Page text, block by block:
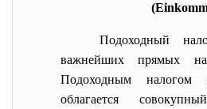
Подоходный
важнейших прямых
Подоходным налогом
облагается